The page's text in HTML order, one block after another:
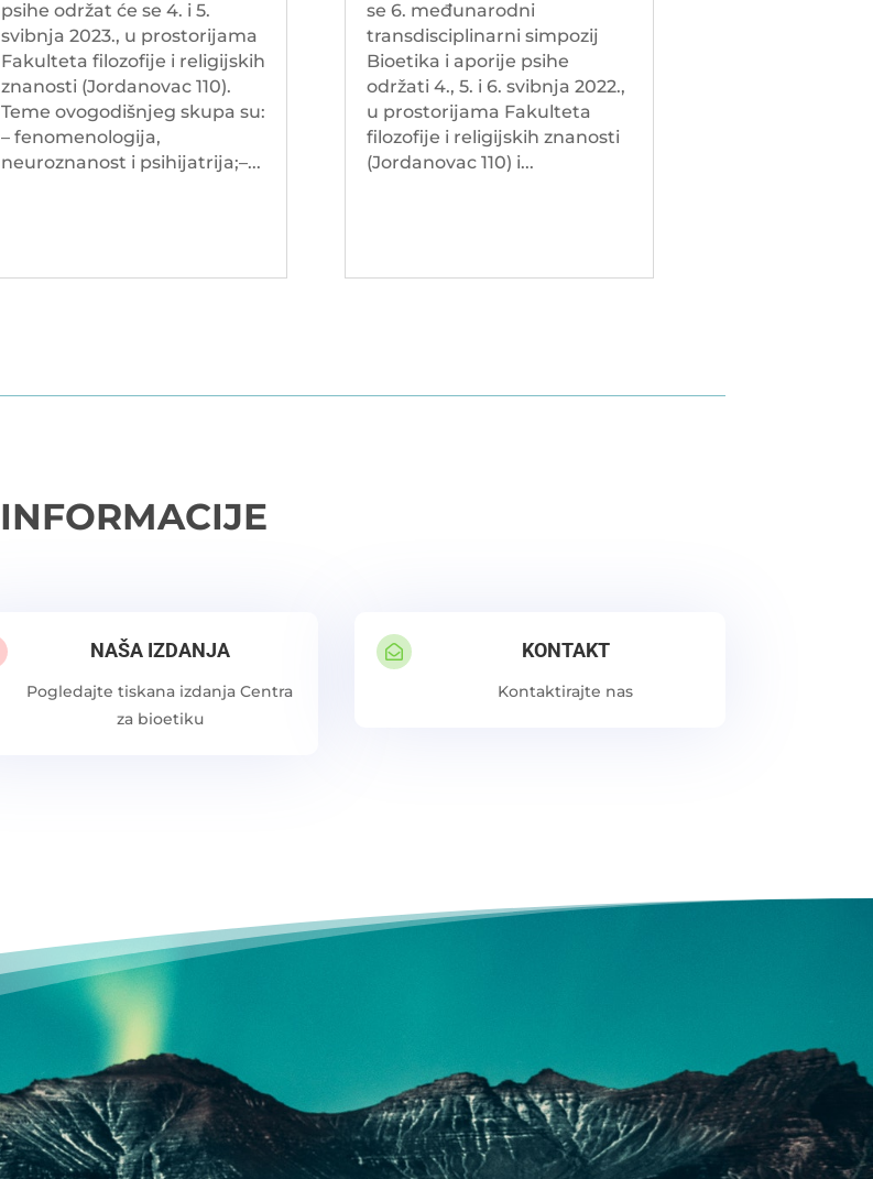
psihe održat će se 4. i 5.
svibnja 2023., u prostorijama
Fakulteta filozofije i religijskih
znanosti (Jordanovac 110).
Teme ovogodišnjeg skupa su:
– fenomenologija,
neuroznanost i psihijatrija;–...
se 6. međunarodni
transdisciplinarni simpozij
Bioetika i aporije psihe
održati 4., 5. i 6. svibnja 2022.,
u prostorijama Fakulteta
filozofije i religijskih znanosti
(Jordanovac 110) i...
INFORMACIJE
NAŠA IZDANJA
Pogledajte tiskana izdanja Centra
za bioetiku
 KONTAKT
Kontaktirajte nas